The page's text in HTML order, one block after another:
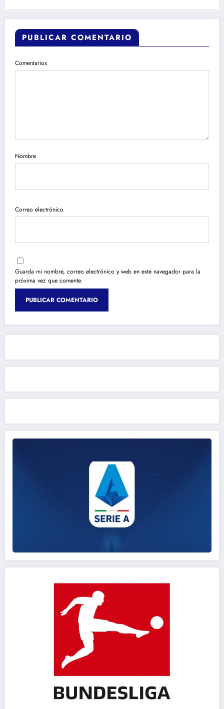
PUBLICAR COMENTARIO
Comentarios
Nombre
Correo electrónico
Guarda mi nombre, correo electrónico y web en este navegador para la
próxima vez que comente.